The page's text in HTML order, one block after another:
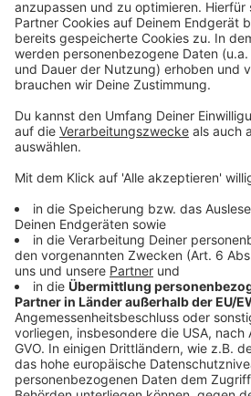
Wenn plötzlich der Akku brennt!